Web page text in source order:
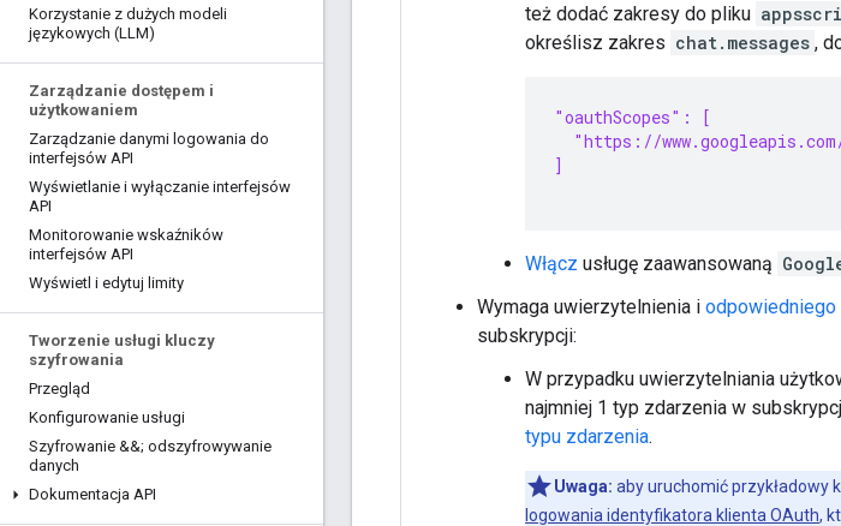
Korzystanie z dużych modeli
językowych (LLM)
Zarządzanie dostępem i
użytkowaniem
Zarządzanie danymi logowania do
interfejsów API
Wyświetlanie i wyłączanie interfejsów
API
Monitorowanie wskaźników
interfejsów API
Wyświetl i edytuj limity
Tworzenie usługi kluczy
szyfrowania
Przegląd
Konfigurowanie usługi
Szyfrowanie &&; odszyfrowywanie
danych
Dokumentacja API
też dodać zakresy do pliku
określisz zakres chat.messages ,
"oauthScopes": [
"https://
]
Włącz usługę zaawansowaną
Wymaga uwierzytelnienia i odpowiedniego
subskrypcji:
W przypadku uwierzytelniania
najmniej 1 typ zdarzenia w
typu zdarzenia.
Uwaga: aby uruchomić przykładowy
logowania identyfikatora klienta OAuth,